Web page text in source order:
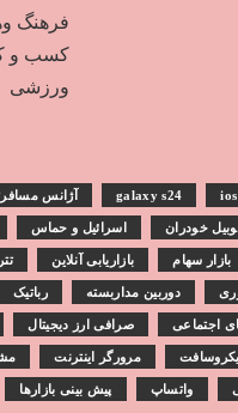
فرهنگ
کسب و
ورزشی
galaxy s24 ios آژانس
خودران اسرائیل و حماس
بازار سهام بازاریابی آنلاین تتر
دوربین مداربسته رباتیک
اجتماعی صرافی ارز دیجیتال
مرورگر اینترنت
واتساپ پیش بینی بازارها